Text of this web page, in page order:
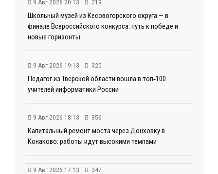
9 Авг 2026 20:13 219
Школьный музей из Кесовогорского округа — в
финале Всероссийского конкурса: путь к победе и
новые горизонты
9 Авг 2026 19:13 320
Педагог из Тверской области вошла в топ‑100
учителей информатики России
9 Авг 2026 18:13 356
Капитальный ремонт моста через Донховку в
Конаково: работы идут высокими темпами
9 Авг 2026 17:13 347